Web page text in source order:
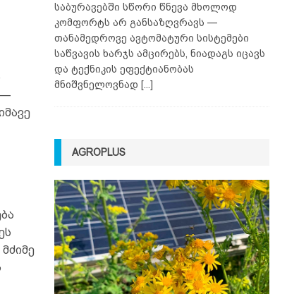
—
საბურავებში სწორი წნევა მხოლოდ
კომფორტს არ განსაზღვრავს —
თანამედროვე ავტომატური სისტემები
საწვავის ხარჯს ამცირებს, ნიადაგს იცავს
და ტექნიკის ეფექტიანობას
მნიშვნელოვნად [...]
AGROPLUS